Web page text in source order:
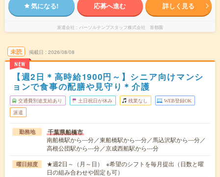
気になる! 応募へ進む 詳しく見る
派遣会社 パーソルテンプスタッフ株式会社 首都圏
未読
NEW
掲載日 2026/08/08
【週2日＊高時給1900円～】シニア向けマンシ
ョンで食事の配膳や見守り＊介護
交通費別途支給あり 土日祝日が休み 残業なし WEB登録OK
派遣
勤務地 千葉県船橋市
南船橋駅から---分／東船橋駅から---分／馬込沢駅から---分／
高根公団駅から---分／京成西船駅から---分
曜日頻度
★週2日～（月～日） ※希望のシフトを毎月提出（日数と曜
日の組み合わせや固定も可）